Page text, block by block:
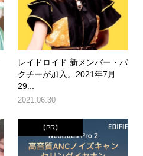
レイドロイド 新メンバー・パ
クチーが加入。2021年7月
29...
2021.06.30
【PR】